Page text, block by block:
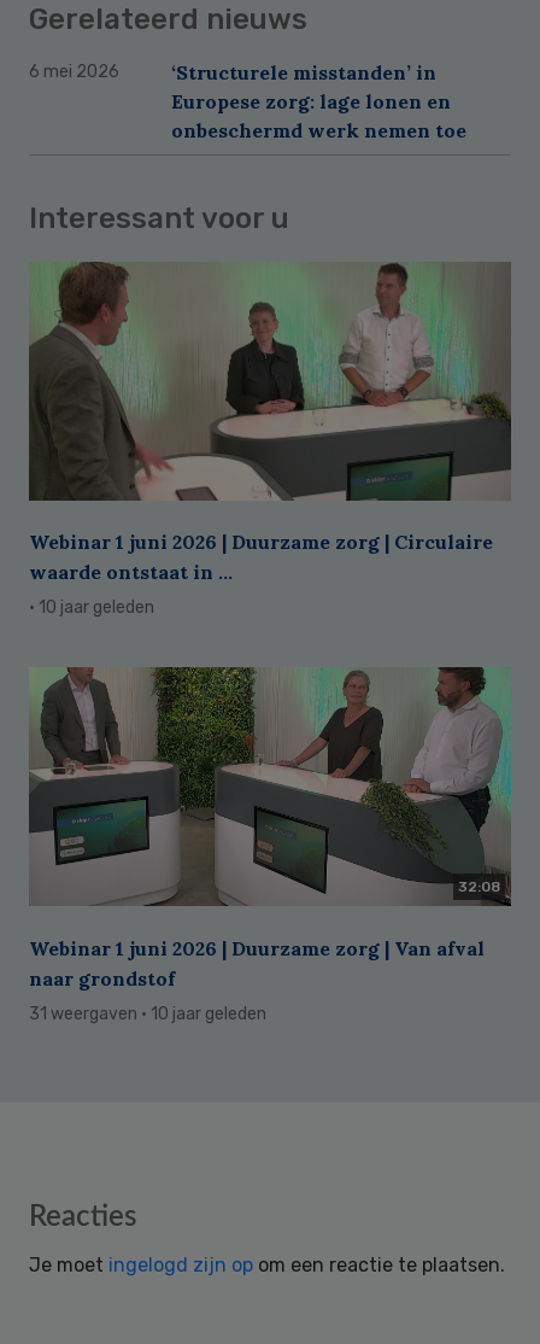
Gerelateerd nieuws
6 mei 2026
‘Structurele misstanden’ in
Europese zorg: lage lonen en
onbeschermd werk nemen toe
Interessant voor u
Webinar 1 juni 2026 | Duurzame zorg | Circulaire
waarde ontstaat in ...
· 10 jaar geleden
32:08
Webinar 1 juni 2026 | Duurzame zorg | Van afval
naar grondstof
31 weergaven · 10 jaar geleden
Reader
Reacties
Je moet ingelogd zijn op om een reactie te plaatsen.